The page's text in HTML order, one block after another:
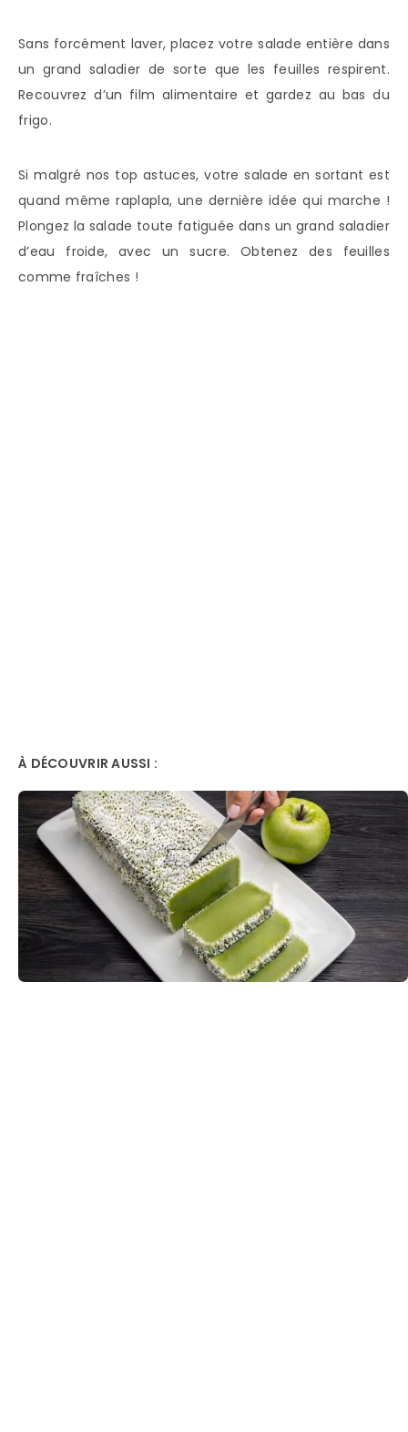
Sans forcément laver, placez votre salade entière dans
un grand saladier de sorte que les feuilles respirent.
Recouvrez d’un film alimentaire et gardez au bas du
frigo.
Si malgré nos top astuces, votre salade en sortant est
quand même raplapla, une dernière idée qui marche !
Plongez la salade toute fatiguée dans un grand saladier
d’eau froide, avec un sucre. Obtenez des feuilles
comme fraîches !
À DÉCOUVRIR AUSSI :